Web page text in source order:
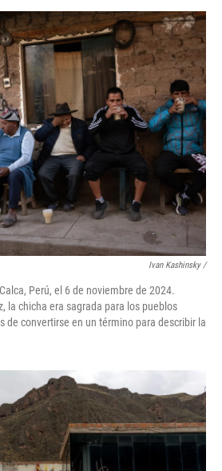
Ivan Kashinsky/
Perú, el 6 de noviembre de 2024.
la chicha era sagrada para los pueblos
de convertirse en un término para describir la